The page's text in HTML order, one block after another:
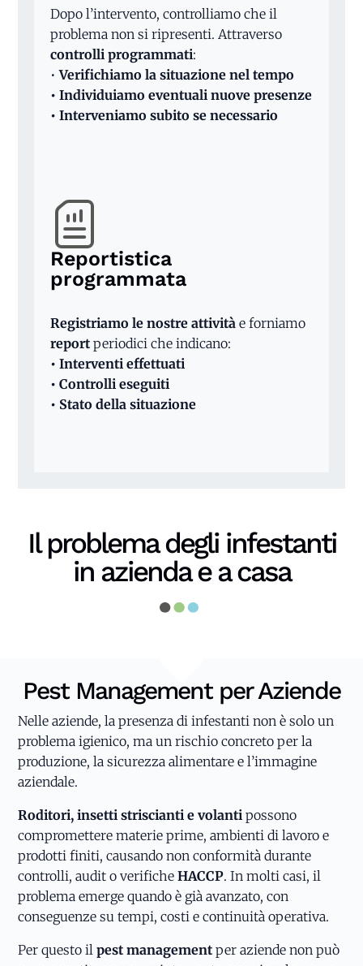
Dopo l’intervento, controlliamo che il
problema non si ripresenti. Attraverso
controlli programmati:
•Verifichiamo la situazione nel tempo
• Individuiamo eventuali nuove presenze
• Interveniamo subito se necessario
Reportistica
programmata
Registriamo le nostre attività e forniamo
report periodici che indicano:
• Interventi effettuati
• Controlli eseguiti
• Stato della situazione
Il problema degli infestanti
in azienda e a casa
Pest Management per Aziende
Nelle aziende, la presenza di infestanti non è solo un
problema igienico, ma un rischio concreto per la
produzione, la sicurezza alimentare e l’immagine
aziendale.
Roditori, insetti striscianti e volanti possono
compromettere materie prime, ambienti di lavoro e
prodotti finiti, causando non conformità durante
controlli, audit o verificheHACCP. In molti casi, il
problema emerge quando è già avanzato, con
conseguenze su tempi, costi e continuità operativa.
Per questo ilpest management per aziende non può